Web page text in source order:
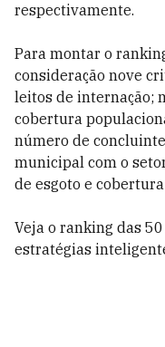
respectivamente.
Para montar o
consideração nove
leitos de internação;
cobertura
número de
municipal com o
de esgoto e
Veja o ranking das
estratégias